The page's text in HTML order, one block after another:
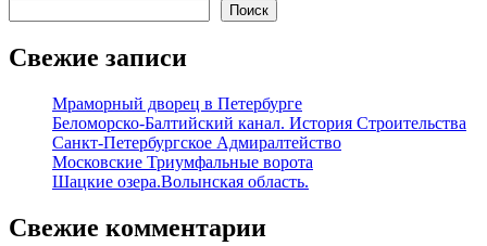
Поиск
Свежие записи
Мраморный дворец в Петербурге
Беломорско-Балтийский канал. История Строительства
Санкт-Петербургское Адмиралтейство
Московские Триумфальные ворота
Шацкие озера.Волынская область.
Свежие комментарии